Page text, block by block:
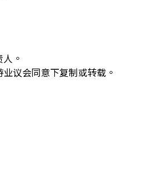
。
议会同意下复制或转载。